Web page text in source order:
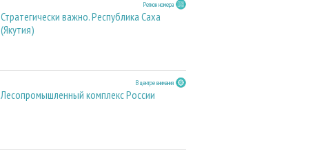
Регион номера
Стратегически важно. Республика Саха
(Якутия)
В центре внимания
Лесопромышленный комплекс России